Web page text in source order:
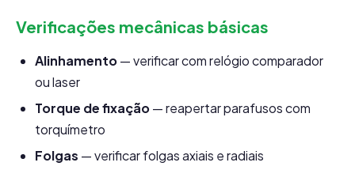
Verificações mecânicas básicas
Alinhamento— verificar com relógio comparador
ou laser
Torque de fixação— reapertar parafusos com
torquímetro
Folgas — verificar folgas axiais e radiais